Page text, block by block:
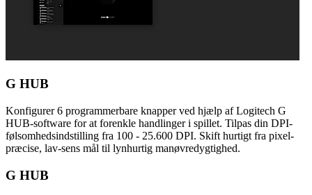
G HUB
Konfigurer 6 programmerbare knapper ved hjælp af Logitech G
HUB-software for at forenkle handlinger i spillet. Tilpas din DPI-
følsomhedsindstilling fra 100 - 25.600 DPI. Skift hurtigt fra pixel-
præcise, lav-sens mål til lynhurtig manøvredygtighed.
G HUB